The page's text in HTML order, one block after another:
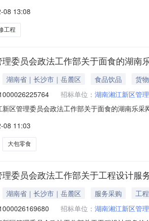
金额大写：一千五百-一千五百金额说明：无
08 13:08
工程
委员会政法工作部关于面食的湖南
湖南省｜长沙市｜岳麓区 食品饮品
货物
招标单位： 湖南湘江新区管
新区管理委员会政法工作部关于面食的湖南乐
理委员会报价起止时间：-二、采购单位信息采
08 11:03
大包零食
委员会政法工作部关于工程设计服
湖南省｜长沙市｜岳麓区 服务采购
工程
招标单位： 湖南湘江新区管